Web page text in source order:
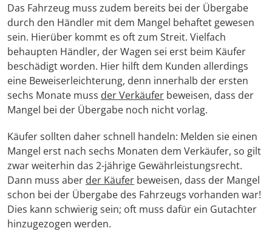
Das Fahrzeug muss zudem bereits bei der Übergabe
durch den Händler mit dem Mangel behaftet gewesen
sein. Hierüber kommt es oft zum Streit. Vielfach
behaupten Händler, der Wagen sei erst beim Käufer
beschädigt worden. Hier hilft dem Kunden allerdings
eine Beweiserleichterung, denn innerhalb der ersten
sechs Monate muss der Verkäufer beweisen, dass der
Mangel bei der Übergabe noch nicht vorlag.
Käufer sollten daher schnell handeln: Melden sie einen
Mangel erst nach sechs Monaten dem Verkäufer, so gilt
zwar weiterhin das 2-jährige Gewährleistungsrecht.
Dann muss aber der Käufer beweisen, dass der Mangel
schon bei der Übergabe des Fahrzeugs vorhanden war!
Dies kann schwierig sein; oft muss dafür ein Gutachter
hinzugezogen werden.